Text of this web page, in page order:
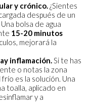
y crónico. ¿Sientes
después de un
bolsa de agua
15-20 minutos
mejorará la
inflamación. Si te has
o notas la zona
es la solución. Una
toalla, aplicado en
y a